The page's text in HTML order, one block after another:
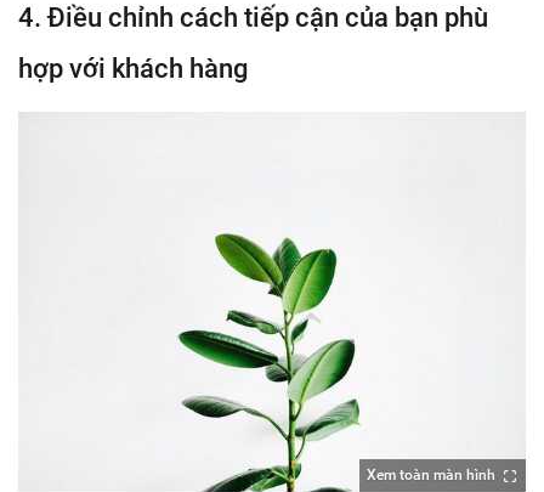
4. Điều chỉnh cách tiếp cận của bạn phù
hợp với khách hàng
Xem toàn màn hình